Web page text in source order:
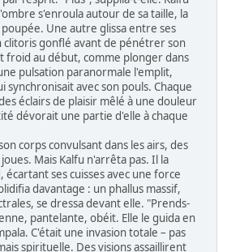
s'enroula autour de sa taille, la
Une autre glissa entre ses
clitoris gonflé avant de pénétrer son
froid au début, comme plonger dans
pulsation paranormale l'emplit,
avec son pouls. Chaque
éclairs de plaisir mêlé à une douleur
dévorait une partie d'elle à chaque
corps convulsant dans les airs, des
Mais Kalfu n'arrêta pas. Il la
ses cuisses avec une force
davantage : un phallus massif,
se dressa devant elle. "Prends-
pantelante, obéit. Elle le guida en
C'était une invasion totale – pas
spirituelle. Des visions assaillirent